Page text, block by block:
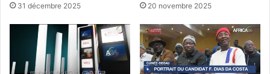
31 décembre 2025 20 novembre 2025